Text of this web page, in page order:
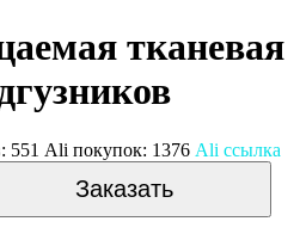
тканевая
551 Ali покупок: 1376 Ali ссылка
Заказать